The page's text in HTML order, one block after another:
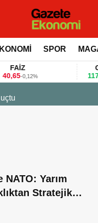
SPOR
-0,12%
117,77
NATO: Yarım
Stratejik